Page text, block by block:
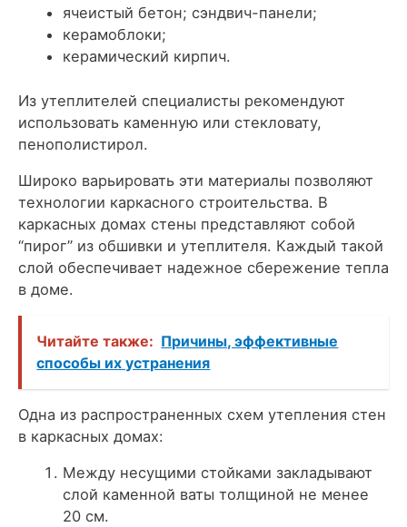
ячеистый бетон; сэндвич-панели;
керамоблоки;
керамический кирпич.
Из утеплителей специалисты рекомендуют
использовать каменную или стекловату,
пенополистирол.
Широко варьировать эти материалы позволяют
технологии каркасного строительства. В
каркасных домах стены представляют собой
“пирог” из обшивки и утеплителя. Каждый такой
слой обеспечивает надежное сбережение тепла
в доме.
Читайте также: Причины, эффективные
способы их устранения
Одна из распространенных схем утепления стен
в каркасных домах:
Между несущими стойками закладывают
слой каменной ваты толщиной не менее
20 см.